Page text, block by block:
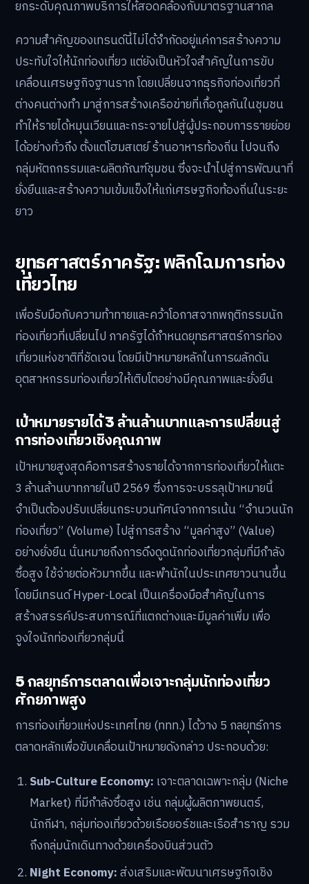
ยกระดับคุณภาพบริการให้สอดคล้องกับมาตรฐานสากล
ความสำคัญของเทรนด์นี้ไม่ได้จำกัดอยู่แค่การสร้างความ
ประทับใจให้นักท่องเที่ยว แต่ยังเป็นหัวใจสำคัญในการขับ
เคลื่อนเศรษฐกิจฐานราก โดยเปลี่ยนจากธุรกิจท่องเที่ยวที่
ต่างคนต่างทำ มาสู่การสร้างเครือข่ายที่เกื้อกูลกันในชุมชน
ทำให้รายได้หมุนเวียนและกระจายไปสู่ผู้ประกอบการรายย่อย
ได้อย่างทั่วถึง ตั้งแต่โฮมสเตย์ ร้านอาหารท้องถิ่น ไปจนถึง
กลุ่มหัตถกรรมและผลิตภัณฑ์ชุมชน ซึ่งจะนำไปสู่การพัฒนาที่
ยั่งยืนและสร้างความเข้มแข็งให้แก่เศรษฐกิจท้องถิ่นในระยะ
ยาว
ยุทธศาสตร์ภาครัฐ: พลิกโฉมการท่อง
เที่ยวไทย
เพื่อรับมือกับความท้าทายและคว้าโอกาสจากพฤติกรรมนัก
ท่องเที่ยวที่เปลี่ยนไป ภาครัฐได้กำหนดยุทธศาสตร์การท่อง
เที่ยวแห่งชาติที่ชัดเจน โดยมีเป้าหมายหลักในการผลักดัน
อุตสาหกรรมท่องเที่ยวให้เติบโตอย่างมีคุณภาพและยั่งยืน
เป้าหมายรายได้ 3 ล้านล้านบาทและการเปลี่ยนสู่
การท่องเที่ยวเชิงคุณภาพ
เป้าหมายสูงสุดคือการสร้างรายได้จากการท่องเที่ยวให้แตะ
3 ล้านล้านบาทภายในปี 2569 ซึ่งการจะบรรลุเป้าหมายนี้
จำเป็นต้องปรับเปลี่ยนกระบวนทัศน์จากการเน้น “จำนวนนัก
ท่องเที่ยว” (Volume) ไปสู่การสร้าง “มูลค่าสูง” (Value)
อย่างยั่งยืน นั่นหมายถึงการดึงดูดนักท่องเที่ยวกลุ่มที่มีกำลัง
ซื้อสูง ใช้จ่ายต่อหัวมากขึ้น และพำนักในประเทศยาวนานขึ้น
โดยมีเทรนด์ Hyper-Local เป็นเครื่องมือสำคัญในการ
สร้างสรรค์ประสบการณ์ที่แตกต่างและมีมูลค่าเพิ่ม เพื่อ
จูงใจนักท่องเที่ยวกลุ่มนี้
5 กลยุทธ์การตลาดเพื่อเจาะกลุ่มนักท่องเที่ยว
ศักยภาพสูง
การท่องเที่ยวแห่งประเทศไทย (ททท.) ได้วาง 5 กลยุทธ์การ
ตลาดหลักเพื่อขับเคลื่อนเป้าหมายดังกล่าว ประกอบด้วย:
Sub-Culture Economy: เจาะตลาดเฉพาะกลุ่ม (Niche
Market) ที่มีกำลังซื้อสูง เช่น กลุ่มผู้ผลิตภาพยนตร์,
นักกีฬา, กลุ่มท่องเที่ยวด้วยเรือยอร์ชและเรือสำราญ รวม
ถึงกลุ่มนักเดินทางด้วยเครื่องบินส่วนตัว
Night Economy:ส่งเสริมและพัฒนาเศรษฐกิจเชิง